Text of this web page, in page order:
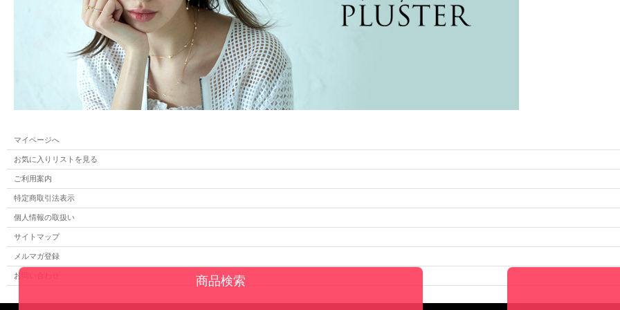
マイページへ
お気に入りリストを見る
ご利用案内
特定商取引法表示
個人情報の取扱い
サイトマップ
メルマガ登録
お問い合わせ